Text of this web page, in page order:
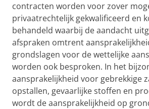
contracten worden voor zover
privaatrechtelijk gekwalificeerd en
behandeld waarbij de aandacht
afspraken omtrent
grondslagen voor de wettelijke
worden ook besproken. In het
aansprakelijkheid voor gebrekkige
opstallen, gevaarlijke stoffen en
wordt de aansprakelijkheid op